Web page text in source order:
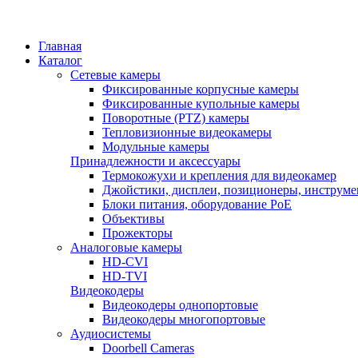
Главная
Каталог
Сетевые камеры
Фиксированные корпусные камеры
Фиксированные купольные камеры
Поворотные (PTZ) камеры
Тепловизионные видеокамеры
Модульные камеры
Принадлежности и аксессуары
Термокожухи и крепления для видеокамер
Джойстики, дисплеи, позиционеры,
Блоки питания, оборудование PoE
Объективы
Прожекторы
Аналоговые камеры
HD-CVI
HD-TVI
Видеокодеры
Видеокодеры однопортовые
Видеокодеры многопортовые
Аудиосистемы
Doorbell Cameras